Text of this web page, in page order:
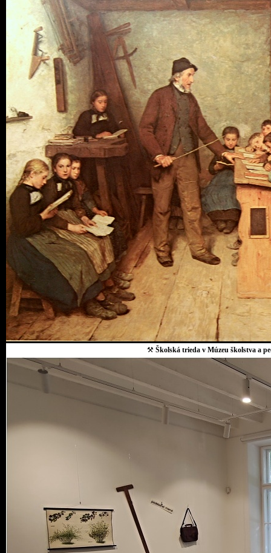
⚒ Školská trieda v Múzeu školstva a